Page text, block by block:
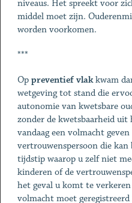
niveaus. Het spreekt voor
middel moet zijn.
worden voorkomen.
***
Op preventief vlakkwam
wetgeving tot stand die
autonomie van kwetsbare
zonder de kwetsbaarheid
vandaag een volmacht
vertrouwenspersoon die
tijdstip waarop u zelf niet
kinderen of de
het geval u komt te
volmacht moet